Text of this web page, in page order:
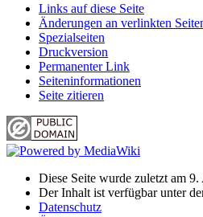
Links auf diese Seite
Änderungen an verlinkten
Spezialseiten
Druckversion
Permanenter Link
Seiten­informationen
Seite zitieren
Diese Seite wurde zuletzt am
Der Inhalt ist verfügbar unter
Datenschutz